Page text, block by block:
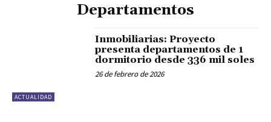
Departamentos
ACTUALIDAD
Inmobiliarias: Proyecto
presenta departamentos de 1
dormitorio desde 336 mil soles
26 de febrero de 2026